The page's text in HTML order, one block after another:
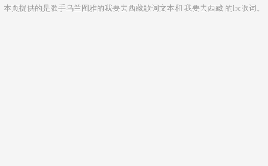
本页提供的是歌手乌兰图雅的我要去西藏歌词文本和 我要去西藏 的lrc歌词。